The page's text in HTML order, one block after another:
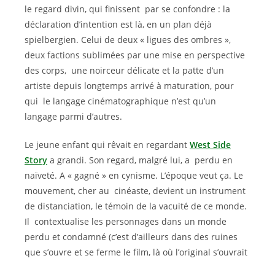
le regard divin, qui finissent par se confondre : la
déclaration d’intention est là, en un plan déjà
spielbergien. Celui de deux « ligues des ombres »,
deux factions sublimées par une mise en perspective
des corps, une noirceur délicate et la patte d’un
artiste depuis longtemps arrivé à maturation, pour
qui le langage cinématographique n’est qu’un
langage parmi d’autres.
Le jeune enfant qui rêvait en regardant West Side
Story a grandi. Son regard, malgré lui, a perdu en
naïveté. A « gagné » en cynisme. L’époque veut ça. Le
mouvement, cher au cinéaste, devient un instrument
de distanciation, le témoin de la vacuité de ce monde.
Il contextualise les personnages dans un monde
perdu et condamné (c’est d’ailleurs dans des ruines
que s’ouvre et se ferme le film, là où l’original s’ouvrait